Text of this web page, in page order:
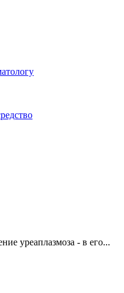
уреаплазмоза - в его...